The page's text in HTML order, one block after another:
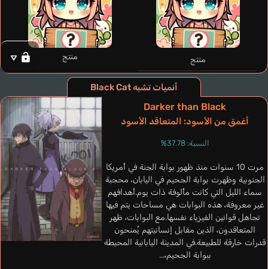
منتج منتج
Prato
Mercedes
إسباني
Kwan Andrea
إنجليزي
Regina Márcia
برتغالي
Ostrowski
Marielle
فرنسي
Inoue Kikuko
أنميات تشبه Black Cat
Darker than Black
أغمق من الأسود: المتعاقد الأسود
النسبة: 37.78%
مرت 10 سنوات منذ ظهور بوابة الجنة في أمريكا
الجنوبية وظهرت بوابة الجحيم في اليابان، محجبة
سماء الليل التي كانت مألوفة ذات يوم.أهدافهم
غير معروفة، هذه البوابات هي مساحات يتم فيها
تجاهل قوانين الفيزياء نفسها.مع البوابات، ظهر
المتعاقدون، الذين مقابل إنسانيتهم يُمنحون
قدرات خارقة للطبيعة.في المدينة اليابانية المحيطة
ببوابة الجحيم،...